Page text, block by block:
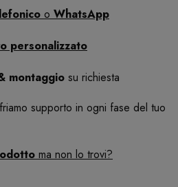
o WhatsApp
personalizzato
montaggio su richiesta
supporto in ogni fase del tuo
ma non lo trovi?